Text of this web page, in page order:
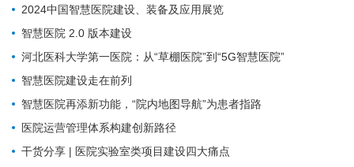
2024中国智慧医院建设、装备及应用展览
智慧医院 2.0 版本建设
河北医科大学第一医院：从“草棚医院”到“5G智慧医院”
智慧医院建设走在前列
智慧医院再添新功能，“院内地图导航”为患者指路
医院运营管理体系构建创新路径
干货分享 | 医院实验室类项目建设四大痛点